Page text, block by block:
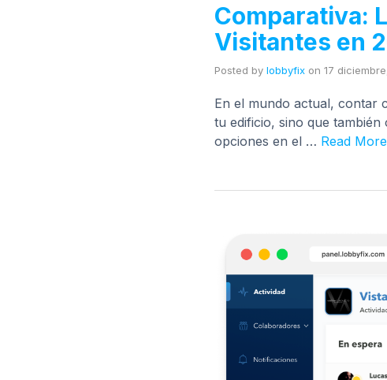
Comparativa:
Visitantes en
Posted by lobbyfix on 17
En el mundo actual, contar
tu edificio, sino que
opciones en el … Read More